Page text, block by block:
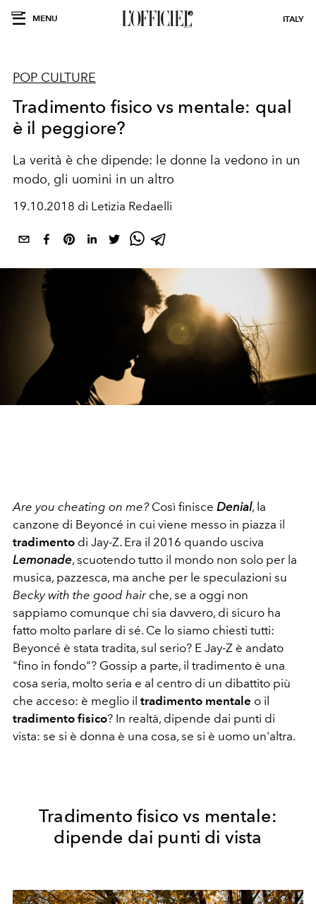
MENU ITALY
POP CULTURE
Tradimento fisico vs mentale: qual
è il peggiore?
La verità è che dipende: le donne la vedono in un
modo, gli uomini in un altro
19.10.2018 di Letizia Redaelli
Are you cheating on me?Così finisce Denial, la
canzone di Beyoncé in cui viene messo in piazza il
tradimento di Jay-Z. Era il 2016 quando usciva
Lemonade, scuotendo tutto il mondo non solo per la
musica, pazzesca, ma anche per le speculazioni su
Becky with the good hair che, se a oggi non
sappiamo comunque chi sia davvero, di sicuro ha
fatto molto parlare di sé. Ce lo siamo chiesti tutti:
Beyoncé è stata tradita, sul serio? E Jay-Z è andato
"fino in fondo"? Gossip a parte, il tradimento è una
cosa seria, molto seria e al centro di un dibattito più
che acceso: è meglio il tradimento mentale o il
tradimento fisico? In realtà, dipende dai punti di
vista: se si è donna è una cosa, se si è uomo un'altra.
Tradimento fisico vs mentale:
dipende dai punti di vista